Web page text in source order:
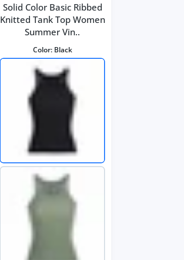
Solid Color Basic Ribbed
Knitted Tank Top Women
Summer Vin..
Color: Black